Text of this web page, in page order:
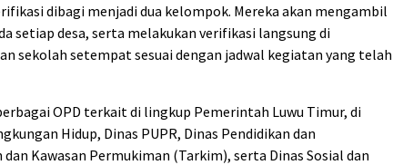
dibagi menjadi dua kelompok. Mereka akan mengambil
setiap desa, serta melakukan verifikasi langsung di
sekolah setempat sesuai dengan jadwal kegiatan yang telah
OPD terkait di lingkup Pemerintah Luwu Timur, di
Hidup, Dinas PUPR, Dinas Pendidikan dan
dan Kawasan Permukiman (Tarkim), serta Dinas Sosial dan